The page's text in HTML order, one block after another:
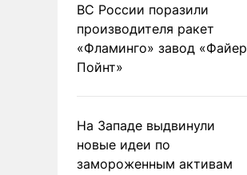
ВС России поразили
производителя ракет
«Фламинго» завод «Файер
Пойнт»
На Западе выдвинули
новые идеи по
замороженным активам